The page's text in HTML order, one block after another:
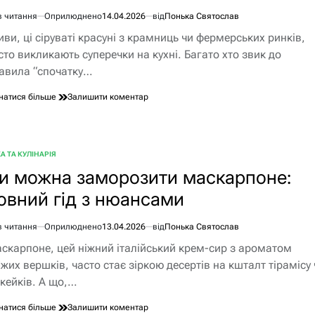
шедеврів
читання Оприлюднено14.04.2026 відПонька Святослав
ці сіруваті красуні з крамниць чи фермерських ринків,
викликають суперечки на кухні. Багато хто звик до
“спочатку…
більше Залишити коментардо
перед
смаженням
чи
тушкуванням
ТА КУЛІНАРІЯ
можна заморозити маскарпоне:
гід з нюансами
читання Оприлюднено13.04.2026 відПонька Святослав
цей ніжний італійський крем-сир з ароматом
вершків, часто стає зіркою десертів на кшталт тірамісу
А що,…
більше Залишити коментардо